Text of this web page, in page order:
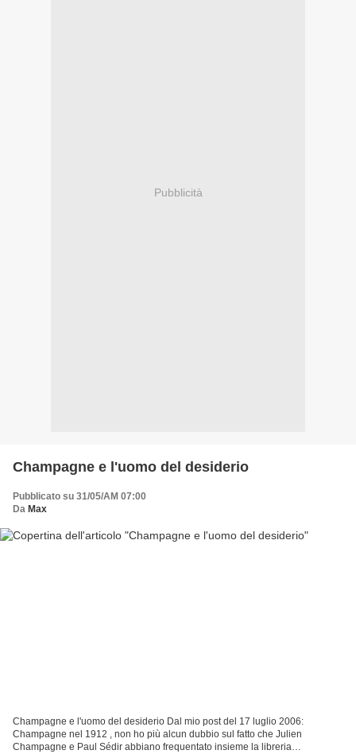
Pubblicità
Champagne e l'uomo del desiderio
Pubblicato su 31/05/AM 07:00
Da Max
Champagne e l'uomo del desiderio Dal mio post del 17 luglio 2006:
Champagne nel 1912 , non ho più alcun dubbio sul fatto che Julien
Champagne e Paul Sédir abbiano frequentato insieme la libreria